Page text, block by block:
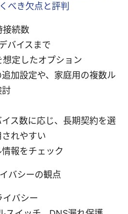
べき欠点と評判
接続数
バイスまで
定したオプション
加設定や、家庭用の複数ル
討
ス数に応じ、長期契約を選
れやすい
報をチェック
バシーの観点
イバシー